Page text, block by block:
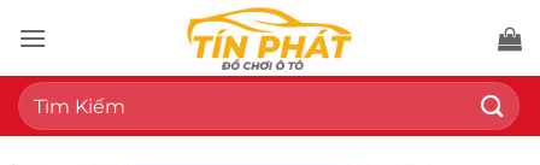
qua
nội
dung
Tìm
kiếm: